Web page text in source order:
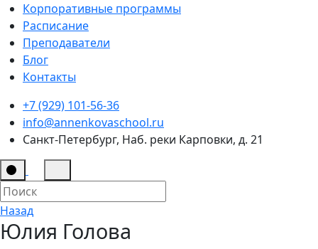
Корпоративные программы
Расписание
Преподаватели
Блог
Контакты
+7 (929) 101-56-36
info@annenkovaschool.ru
Санкт-Петербург, Наб. реки Карповки, д. 21
Назад
Юлия Голова